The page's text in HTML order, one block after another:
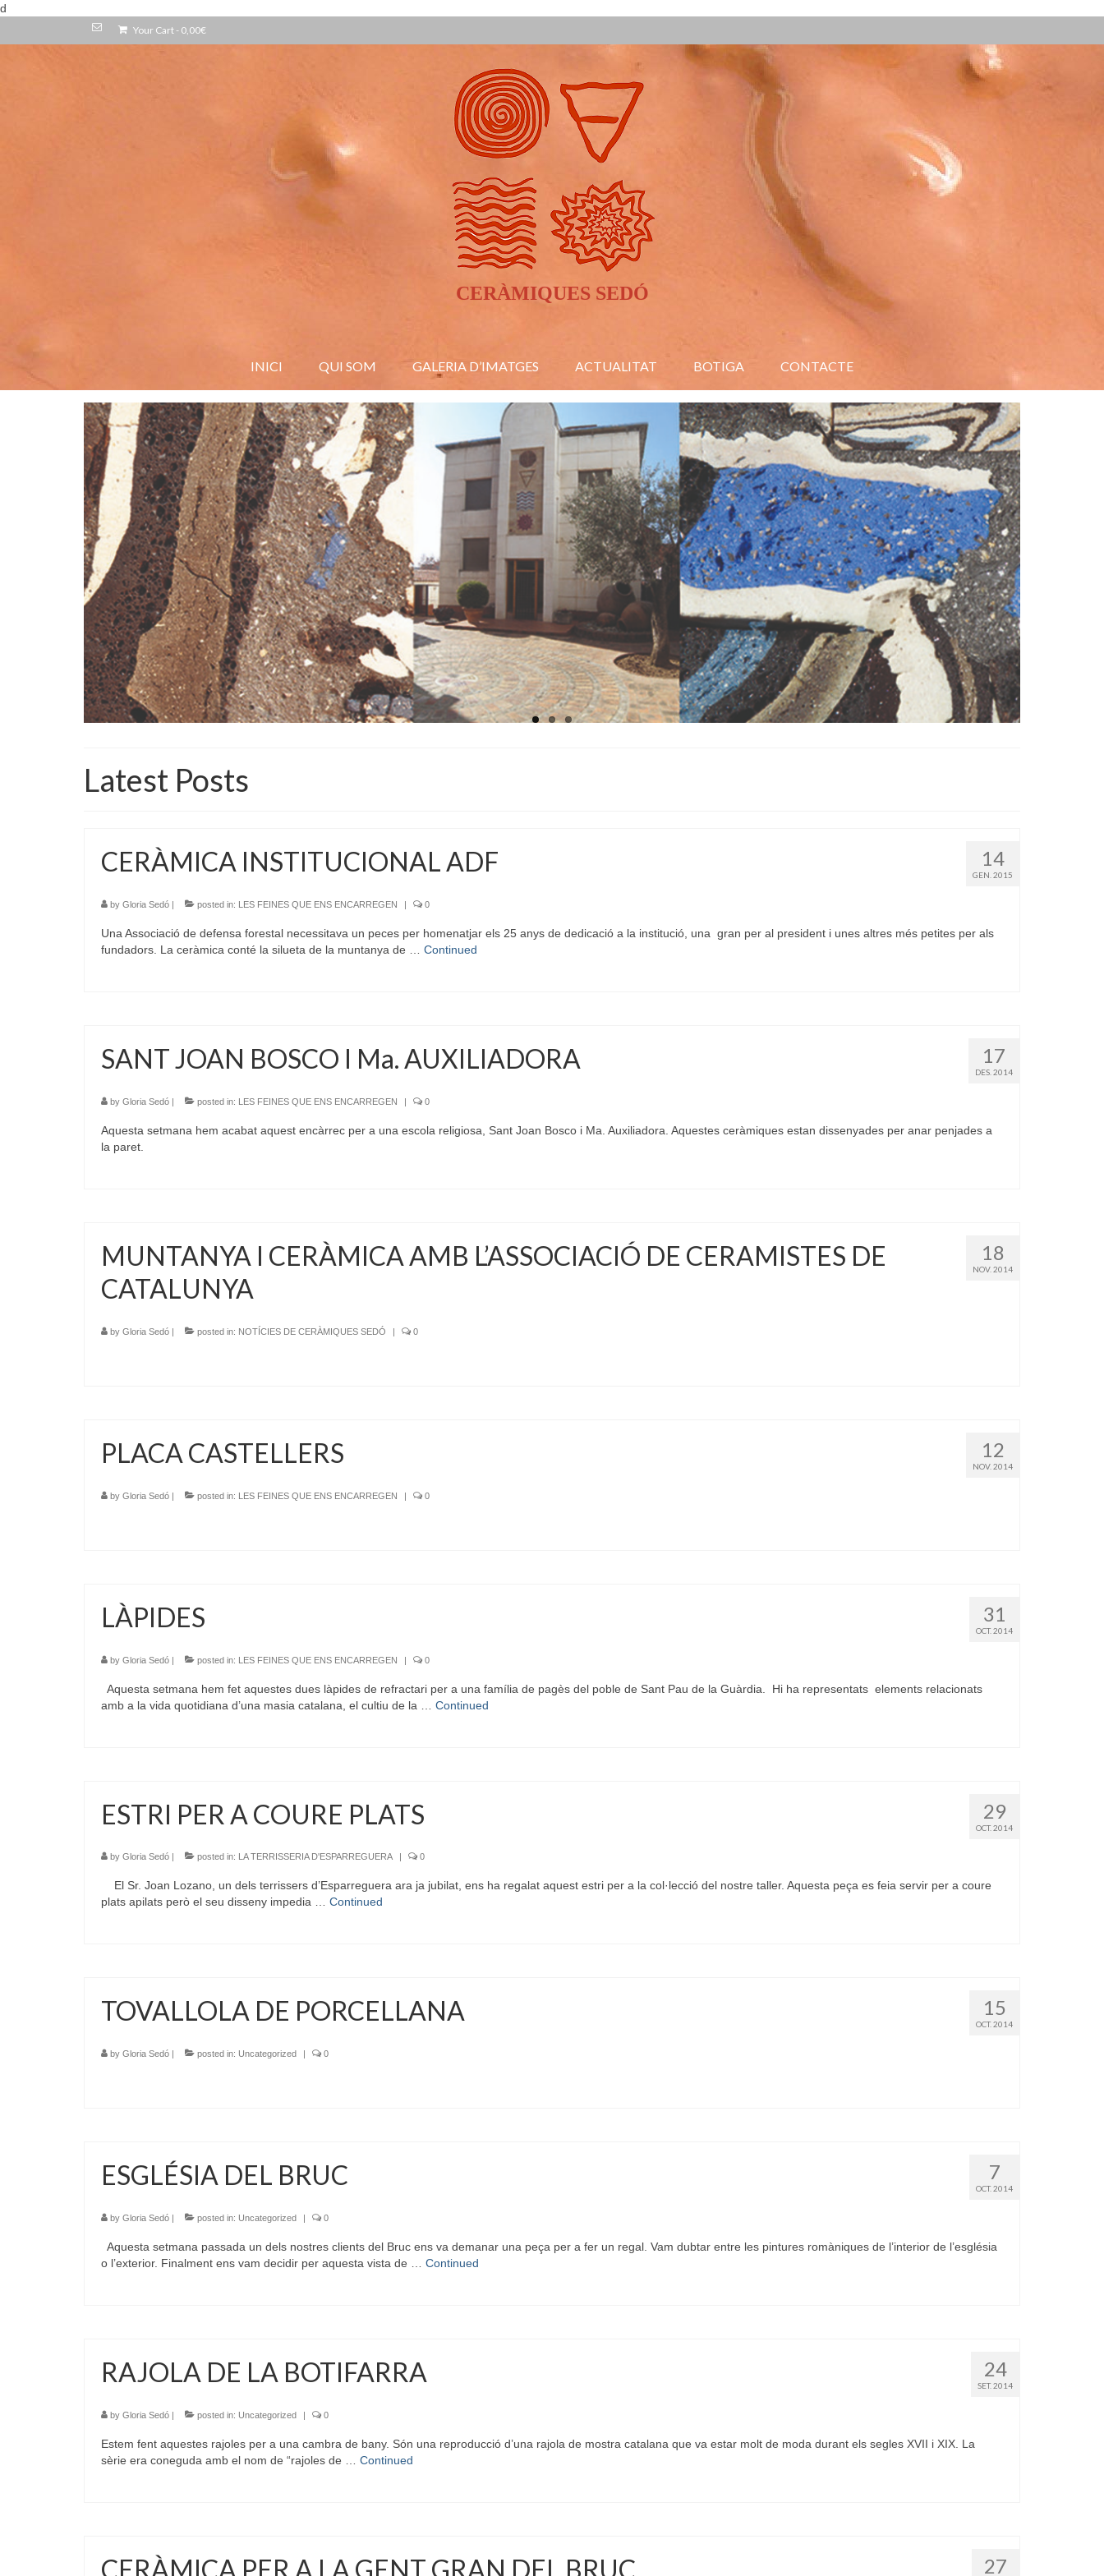
d
Your Cart - 0,00€
CERÀMIQUES SEDÓ
INICI QUI SOM GALERIA D’IMATGES ACTUALITAT BOTIGA CONTACTE
Latest Posts
14
GEN. 2015
CERÀMICA INSTITUCIONAL ADF
by Gloria Sedó | posted in: LES FEINES QUE ENS ENCARREGEN | 0
Una Associació de defensa forestal necessitava un peces per homenatjar els 25 anys de dedicació a la institució, una gran per al president i unes altres més petites per als
fundadors. La ceràmica conté la silueta de la muntanya de … Continued
17
DES. 2014
SANT JOAN BOSCO I Ma. AUXILIADORA
by Gloria Sedó | posted in: LES FEINES QUE ENS ENCARREGEN | 0
Aquesta setmana hem acabat aquest encàrrec per a una escola religiosa, Sant Joan Bosco i Ma. Auxiliadora. Aquestes ceràmiques estan dissenyades per anar penjades a
la paret.
18
NOV. 2014
MUNTANYA I CERÀMICA AMB L’ASSOCIACIÓ DE CERAMISTES DE
CATALUNYA
by Gloria Sedó | posted in: NOTÍCIES DE CERÀMIQUES SEDÓ | 0
12
NOV. 2014
PLACA CASTELLERS
by Gloria Sedó | posted in: LES FEINES QUE ENS ENCARREGEN | 0
31
OCT. 2014
LÀPIDES
by Gloria Sedó | posted in: LES FEINES QUE ENS ENCARREGEN | 0
Aquesta setmana hem fet aquestes dues làpides de refractari per a una família de pagès del poble de Sant Pau de la Guàrdia. Hi ha representats elements relacionats
amb a la vida quotidiana d’una masia catalana, el cultiu de la … Continued
29
OCT. 2014
ESTRI PER A COURE PLATS
by Gloria Sedó posted in: LA TERRISSERIA D'ESPARREGUERA 0
El Sr. Joan Lozano, un dels terrissers d’Esparreguera ara ja jubilat, ens ha regalat aquest estri per a la col·lecció del nostre taller. Aquesta peça es feia servir per a coure
plats apilats però el seu disseny impedia … Continued
15
OCT. 2014
TOVALLOLA DE PORCELLANA
by Gloria Sedó posted in: Uncategorized 0
7
OCT. 2014
ESGLÉSIA DEL BRUC
by Gloria Sedó posted in: Uncategorized 0
Aquesta setmana passada un dels nostres clients del Bruc ens va demanar una peça per a fer un regal. Vam dubtar entre les pintures romàniques de l’interior de l’església
o l’exterior. Finalment ens vam decidir per aquesta vista de … Continued
24
SET. 2014
RAJOLA DE LA BOTIFARRA
by Gloria Sedó posted in: Uncategorized 0
Estem fent aquestes rajoles per a una cambra de bany. Són una reproducció d’una rajola de mostra catalana que va estar molt de moda durant els segles XVII i XIX. La
sèrie era coneguda amb el nom de “rajoles de … Continued
27
CERÀMICA PER A LA GENT GRAN DEL BRUC